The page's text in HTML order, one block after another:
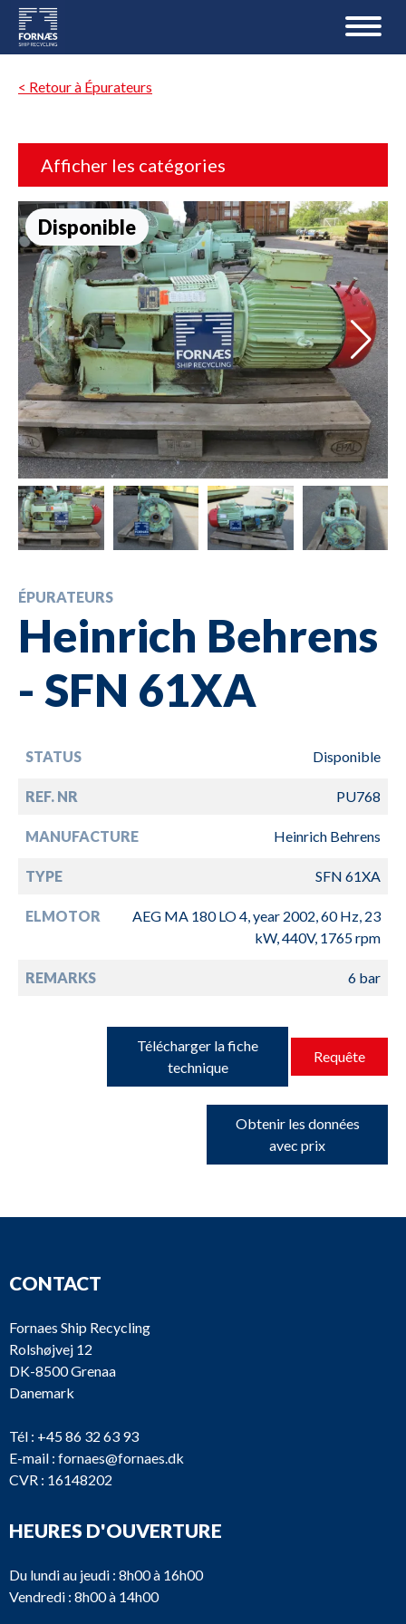
< Retour à Épurateurs
Afficher les catégories
Disponible
ÉPURATEURS
Heinrich Behrens
- SFN 61XA
STATUS Disponible
REF. NR PU768
MANUFACTURE Heinrich Behrens
TYPE SFN 61XA
ELMOTOR
AEG MA 180 LO 4, year 2002, 60 Hz, 23
kW, 440V, 1765 rpm
REMARKS 6 bar
Télécharger la fiche
technique
Requête
Obtenir les données
avec prix
CONTACT
Fornaes Ship Recycling
Rolshøjvej 12
DK-8500 Grenaa
Danemark
Tél : +45 86 32 63 93
E-mail : fornaes@fornaes.dk
CVR : 16148202
HEURES D'OUVERTURE
Du lundi au jeudi : 8h00 à 16h00
Vendredi : 8h00 à 14h00